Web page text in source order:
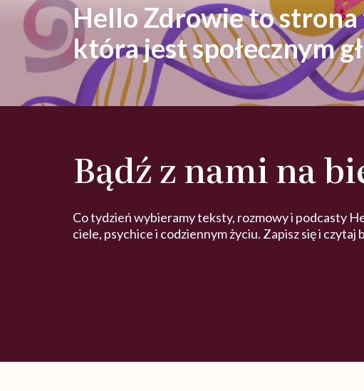
Hello Zdrowie to
która jest społecznym
Bądź z nami na
Co tydzień wybieramy teksty, rozmowy i podcasty
ciele, psychice i codziennym życiu. Zapisz się i czytaj